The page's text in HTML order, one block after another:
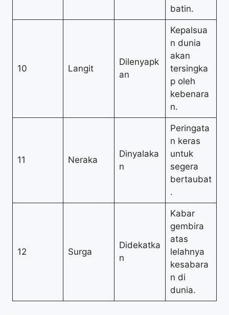
batin.
10 Langit
Dilenyapk
an
Kepalsua
n dunia
akan
tersingka
p oleh
kebenara
n.
11 Neraka
Dinyalaka
n
Peringata
n keras
untuk
segera
bertaubat
.
12 Surga
Didekatka
n
Kabar
gembira
atas
lelahnya
kesabara
n di
dunia.